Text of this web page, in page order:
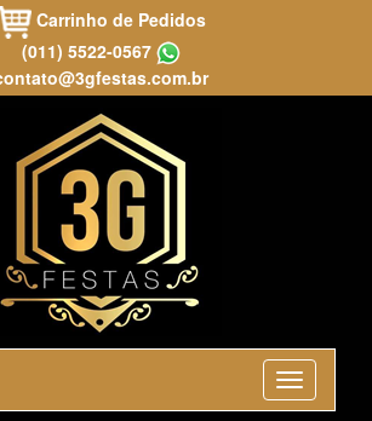
Carrinho de Pedidos
(011) 5522-0567